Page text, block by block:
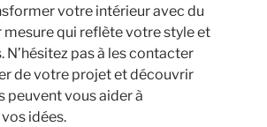
votre intérieur avec du
mesure qui reflète votre style et
N’hésitez pas à les contacter
de votre projet et découvrir
peuvent vous aider à
idées.